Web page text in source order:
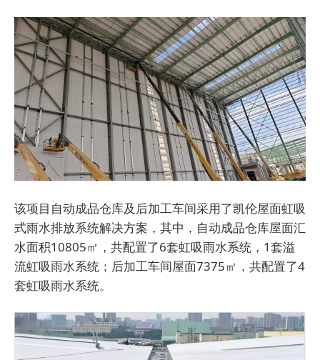
该项目自动成品仓库及后加工车间采用了凯伦屋面虹吸
式雨水排放系统解决方案，其中，自动成品仓库屋面汇
水面积10805㎡，共配置了6套虹吸雨水系统，1套溢
流虹吸雨水系统；后加工车间屋面7375㎡，共配置了4
套虹吸雨水系统。